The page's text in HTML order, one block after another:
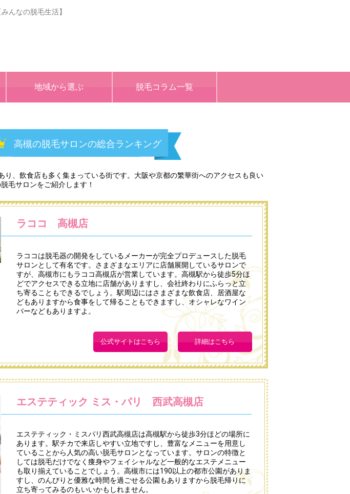
んなの脱毛生活】
地域から選ぶ 脱毛コラム一覧
高槻の脱毛サロンの総合ランキング
り、飲食店も多く集まっている街です。大阪や京都の繁華街へのアクセスも良い
毛サロンをご紹介します！
ラココ 高槻店
ラココは脱毛器の開発をしているメーカーが完全プロデュースした脱毛
サロンとして有名です。さまざまなエリアに店舗展開しているサロンで
すが、高槻市にもラココ高槻店が営業しています。高槻駅から徒歩5分ほ
どでアクセスできる立地に店舗がありますし、会社終わりにふらっと立
ち寄ることもできるでしょう。駅周辺にはさまざまな飲食店、居酒屋な
どもありますから食事をして帰ることもできますし、オシャレなワイン
バーなどもありますよ。
公式サイトはこちら 詳細はこちら
エステティック ミス・パリ 西武高槻店
エステティック・ミスパリ西武高槻店は高槻駅から徒歩3分ほどの場所に
あります。駅チカで来店しやすい立地ですし、豊富なメニューを用意し
ていることから人気の高い脱毛サロンとなっています。サロンの特徴と
しては脱毛だけでなく痩身やフェイシャルなど一般的なエステメニュー
も取り揃えていることでしょう。高槻市には190以上の都市公園がありま
すし、のんびりと優雅な時間を過ごせる公園もありますから脱毛帰りに
立ち寄ってみるのもいいかもしれません。